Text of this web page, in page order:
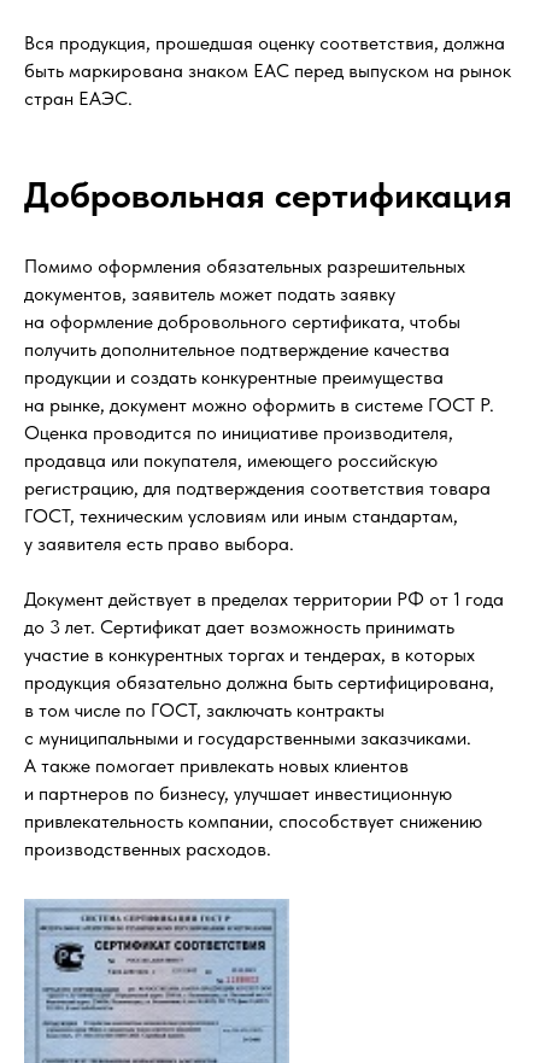
Вся продукция, прошедшая оценку соответствия, должна
быть маркирована знаком ЕАС перед выпуском на рынок
стран ЕАЭС.
Добровольная сертификация
Помимо оформления обязательных разрешительных
документов, заявитель может подать заявку
на оформление добровольного сертификата, чтобы
получить дополнительное подтверждение качества
продукции и создать конкурентные преимущества
на рынке, документ можно оформить в системе ГОСТ Р.
Оценка проводится по инициативе производителя,
продавца или покупателя, имеющего российскую
регистрацию, для подтверждения соответствия товара
ГОСТ, техническим условиям или иным стандартам,
у заявителя есть право выбора.
Документ действует в пределах территории РФ от 1 года
до 3 лет. Сертификат дает возможность принимать
участие в конкурентных торгах и тендерах, в которых
продукция обязательно должна быть сертифицирована,
в том числе по ГОСТ, заключать контракты
с муниципальными и государственными заказчиками.
А также помогает привлекать новых клиентов
и партнеров по бизнесу, улучшает инвестиционную
привлекательность компании, способствует снижению
производственных расходов.